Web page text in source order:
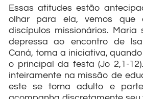
Essas atitudes estão
olhar para ela, vemos que
discípulos missionários. Maria
depressa ao encontro de
Caná, toma a iniciativa,
o principal da festa (Jo 2,1-
inteiramente na missão de
este se torna adulto e